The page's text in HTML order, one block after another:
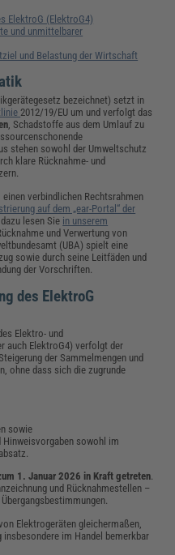
ElektroG (ElektroG4)
und unmittelbarer
und Belastung der Wirtschaft
bezeichnet) setzt in
2012/19/EU um und verfolgt das
, Schadstoffe aus dem Umlauf zu
stehen sowohl der Umweltschutz
klare Rücknahme- und
verbindlichen Rechtsrahmen
auf dem „ear-Portal“ der
lesen Sie in unserem
und Verwertung von
(UBA) spielt eine
sowie durch seine Leitfäden und
der Vorschriften.
des ElektroG
Elektro- und
auch ElektroG4) verfolgt der
der Sammelmengen und
ohne dass sich die zugrunde
sowie
Hinweisvorgaben sowohl im
1. Januar 2026 in Kraft getreten
und Rücknahmestellen –
Übergangsbestimmungen.
Elektrogeräten gleichermaßen,
im Handel bemerkbar